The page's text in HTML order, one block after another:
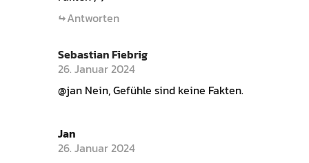
Antworten
Sebastian Fiebrig
26. Januar 2024
@jan Nein, Gefühle sind keine Fakten.
Jan
26. Januar 2024